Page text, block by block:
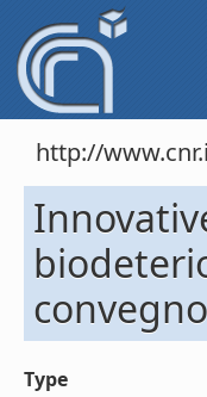
http://
Type